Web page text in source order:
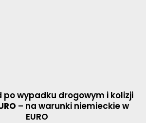
po wypadku drogowym i kolizji
– na warunki niemieckie w
EURO